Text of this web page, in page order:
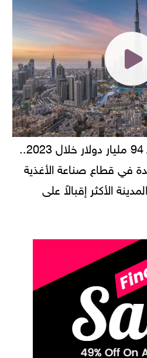
في قطاع صناعة الأغذية
الأكثر إقبالاً على